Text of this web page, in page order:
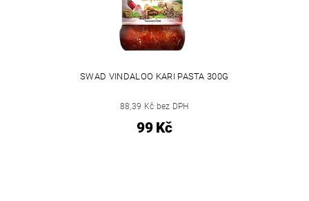
SWAD VINDALOO KARI PASTA 300G
88,39 Kč bez DPH
99 Kč